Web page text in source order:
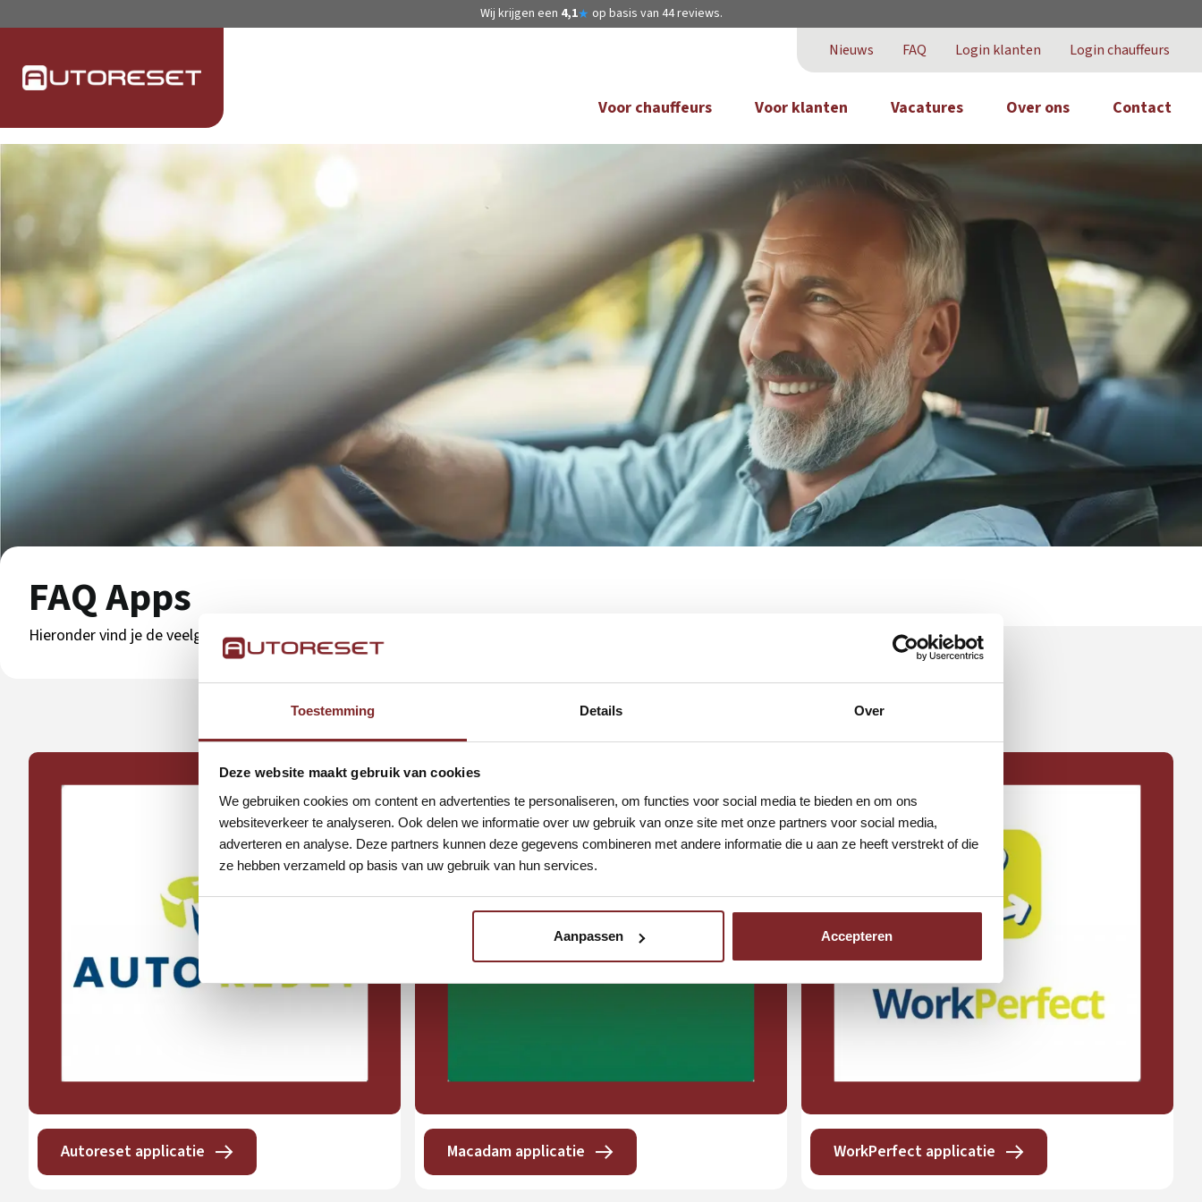
Toestemming Details Over
Deze website maakt gebruik van cookies
We gebruiken cookies om content en advertenties te personaliseren, om functies voor social media te bieden en om ons
websiteverkeer te analyseren. Ook delen we informatie over uw gebruik van onze site met onze partners voor social media,
adverteren en analyse. Deze partners kunnen deze gegevens combineren met andere informatie die u aan ze heeft verstrekt of die
ze hebben verzameld op basis van uw gebruik van hun services.
Aanpassen Accepteren
Wij krijgen een 4,1★ op basis van 44reviews.
Nieuws FAQ Login klanten Login chauffeurs
Voor chauffeurs Voor klanten Vacatures Over ons Contact
FAQ Apps
Hieronder vind je de veelgestelde vragen voor de verschillende applicaties:
Autoreset applicatie Macadam applicatie WorkPerfect applicatie